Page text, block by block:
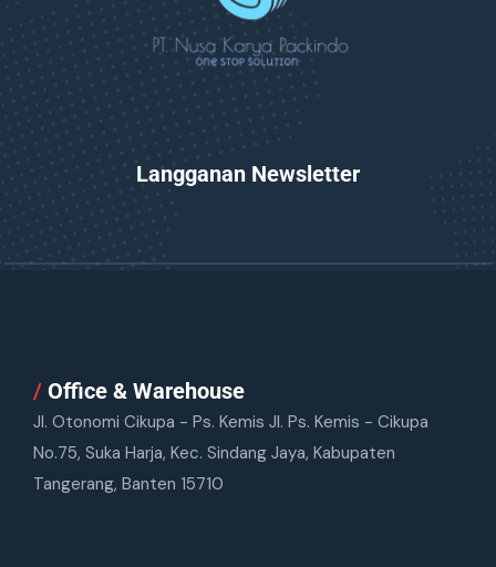
Langganan Newsletter
/ Office & Warehouse
Jl. Otonomi Cikupa - Ps. Kemis Jl. Ps. Kemis - Cikupa
No.75, Suka Harja, Kec. Sindang Jaya, Kabupaten
Tangerang, Banten 15710